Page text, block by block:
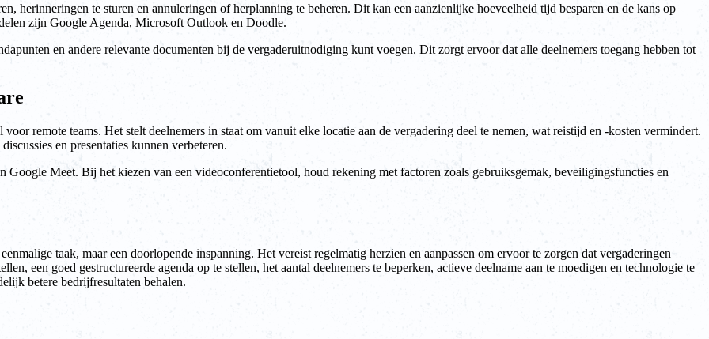
herinneringen te sturen en annuleringen of herplanning te beheren. Dit kan een aanzienlijke hoeveelheid tijd besparen en de kans op
zijn Google Agenda, Microsoft Outlook en Doodle.
en andere relevante documenten bij de vergaderuitnodiging kunt voegen. Dit zorgt ervoor dat alle deelnemers toegang hebben tot
remote teams. Het stelt deelnemers in staat om vanuit elke locatie aan de vergadering deel te nemen, wat reistijd en -kosten vermindert.
en presentaties kunnen verbeteren.
Meet. Bij het kiezen van een videoconferentietool, houd rekening met factoren zoals gebruiksgemak, beveiligingsfuncties en
taak, maar een doorlopende inspanning. Het vereist regelmatig herzien en aanpassen om ervoor te zorgen dat vergaderingen
een goed gestructureerde agenda op te stellen, het aantal deelnemers te beperken, actieve deelname aan te moedigen en technologie te
betere bedrijfresultaten behalen.